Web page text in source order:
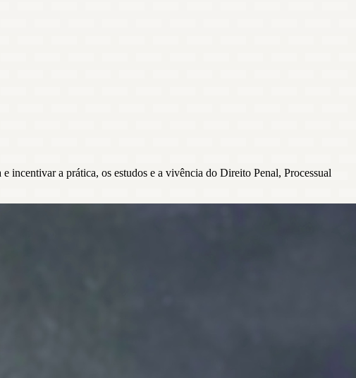
a prática, os estudos e a vivência do Direito Penal, Processual